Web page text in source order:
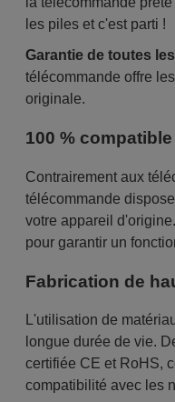
les piles et c'est parti !
Garantie de toutes
télécommande offre
originale.
100 %
Contrairement aux
télécommande
votre appareil
pour garantir un
Fabrication de
L'utilisation de
longue durée de vie.
certifiée CE et RoHS,
compatibilité avec les